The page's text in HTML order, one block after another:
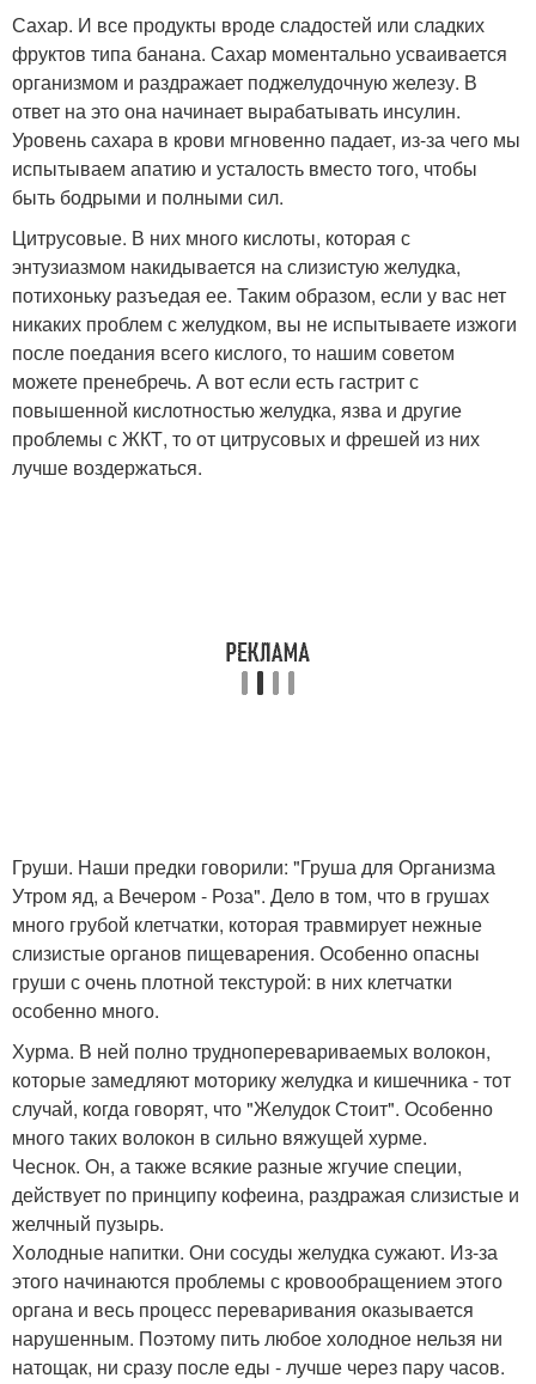
Сахар. И все продукты вроде сладостей или сладких
фруктов типа банана. Сахар моментально усваивается
организмом и раздражает поджелудочную железу. В
ответ на это она начинает вырабатывать инсулин.
Уровень сахара в крови мгновенно падает, из-за чего мы
испытываем апатию и усталость вместо того, чтобы
быть бодрыми и полными сил.
Цитрусовые. В них много кислоты, которая с
энтузиазмом накидывается на слизистую желудка,
потихоньку разъедая ее. Таким образом, если у вас нет
никаких проблем с желудком, вы не испытываете изжоги
после поедания всего кислого, то нашим советом
можете пренебречь. А вот если есть гастрит с
повышенной кислотностью желудка, язва и другие
проблемы с ЖКТ, то от цитрусовых и фрешей из них
лучше воздержаться.
Груши. Наши предки говорили: "Груша для Организма
Утром яд, а Вечером - Роза". Дело в том, что в грушах
много грубой клетчатки, которая травмирует нежные
слизистые органов пищеварения. Особенно опасны
груши с очень плотной текстурой: в них клетчатки
особенно много.
Хурма. В ней полно трудноперевариваемых волокон,
которые замедляют моторику желудка и кишечника - тот
случай, когда говорят, что "Желудок Стоит". Особенно
много таких волокон в сильно вяжущей хурме.
Чеснок. Он, а также всякие разные жгучие специи,
действует по принципу кофеина, раздражая слизистые и
желчный пузырь.
Холодные напитки. Они сосуды желудка сужают. Из-за
этого начинаются проблемы с кровообращением этого
органа и весь процесс переваривания оказывается
нарушенным. Поэтому пить любое холодное нельзя ни
натощак, ни сразу после еды - лучше через пару часов.